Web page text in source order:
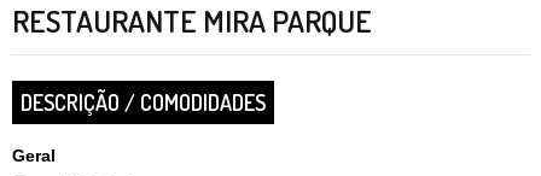
RESTAURANTE MIRA PARQUE
DESCRIÇÃO / COMODIDADES
Geral